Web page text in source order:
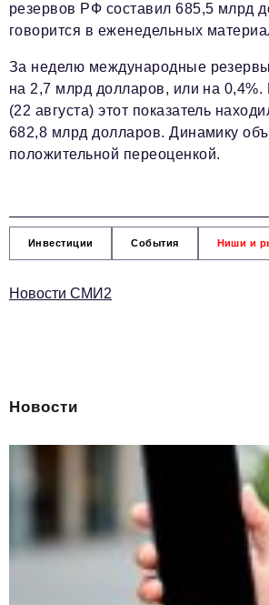
резервов РФ составил 685,5 млрд
говорится в еженедельных
За неделю международные
на 2,7 млрд долларов, или на
(22 августа) этот показатель
682,8 млрд долларов. Динамику
положительной переоценкой.
Инвестиции События Ниши и
Новости СМИ2
Новости